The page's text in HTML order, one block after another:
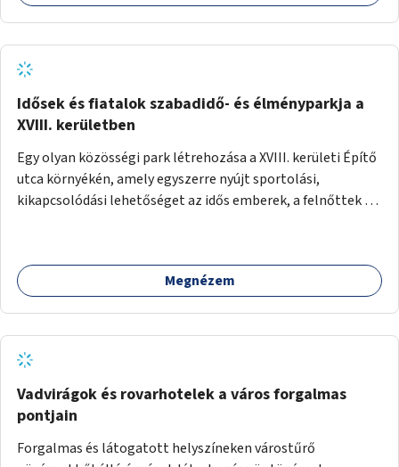
Idősek és fiatalok szabadidő- és élményparkja a
XVIII. kerületben
Egy olyan közösségi park létrehozása a XVIII. kerületi Építő
utca környékén, amely egyszerre nyújt sportolási,
kikapcsolódási lehetőséget az idős emberek, a felnőttek és
Megnézem
Vadvirágok és rovarhotelek a város forgalmas
pontjain
Forgalmas és látogatott helyszíneken várostűrő